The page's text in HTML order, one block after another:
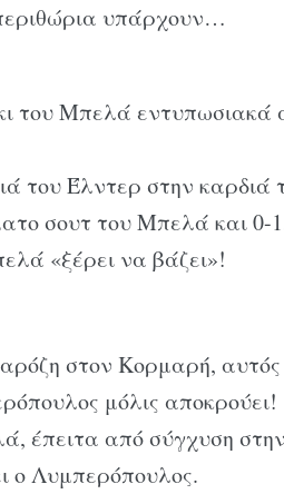
υπάρχουν…
του Μπελά εντυπωσιακά
του Έλντερ στην καρδιά
σουτ του Μπελά και 0-
«ξέρει να βάζει»!
στον Κορμαρή,
μόλις αποκρούει!
έπειτα από σύγχυση
ο Λυμπερόπουλος.